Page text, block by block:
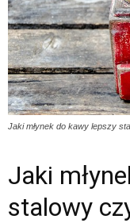
Jaki młynek do kawy lepszy
Jaki
stalowy